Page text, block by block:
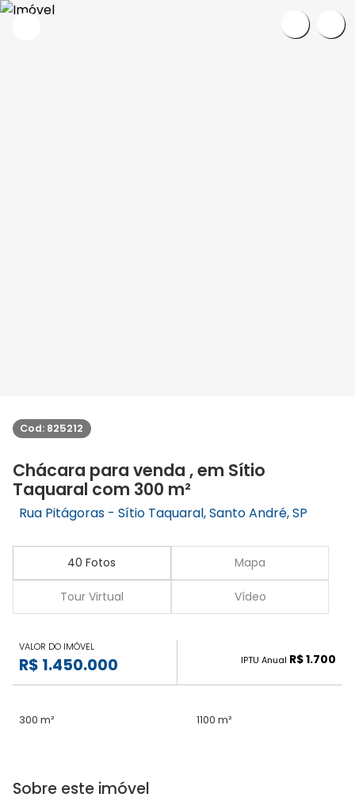
Cod: 825212
Chácara para venda , em Sítio
Taquaral com 300 m²
Rua Pitágoras - Sítio Taquaral, Santo André, SP
40 Fotos Mapa
Tour Virtual Vídeo
VALOR DO IMÓVEL
R$ 1.450.000 IPTU Anual R$ 1.700
300 m² 1100 m²
Sobre este imóvel